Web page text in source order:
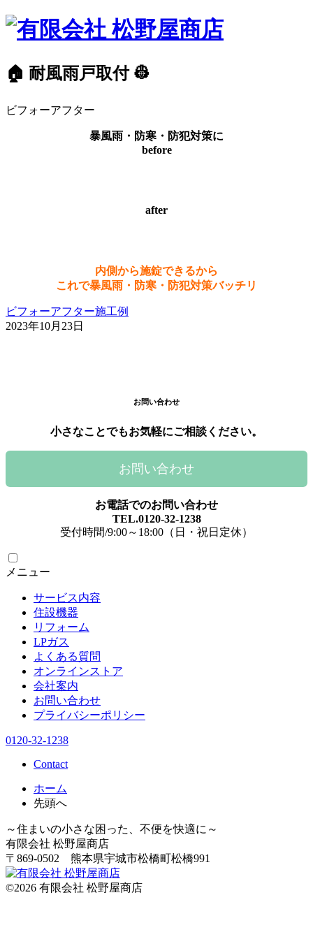
🏠 耐風雨戸取付 👷
ビフォーアフター
暴風雨・防寒・防犯対策に
before
after
内側から施錠できるから
これで暴風雨・防寒・防犯対策バッチリ
ビフォーアフター施工例
2023年10月23日
お問い合わせ
小さなことでもお気軽にご相談ください。
お問い合わせ
お電話でのお問い合わせ
TEL.0120-32-1238
受付時間/9:00～18:00（日・祝日定休）
メニュー
サービス内容
住設機器
リフォーム
LPガス
よくある質問
オンラインストア
会社案内
お問い合わせ
プライバシーポリシー
0120-32-1238
Contact
ホーム
先頭へ
～住まいの小さな困った、不便を快適に～
有限会社 松野屋商店
〒869-0502 熊本県宇城市松橋町松橋991
©2026 有限会社 松野屋商店